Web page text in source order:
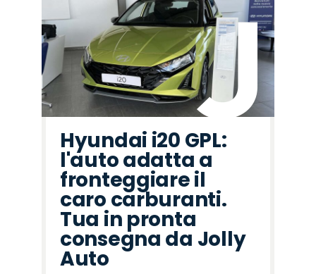
Hyundai i20 GPL:
l'auto adatta a
fronteggiare il
caro carburanti.
Tua in pronta
consegna da Jolly
Auto